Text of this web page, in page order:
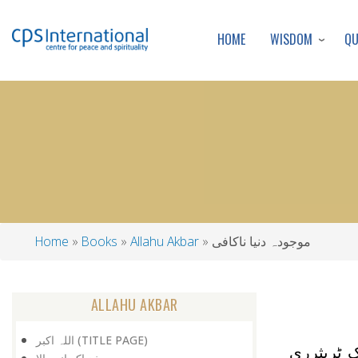
HOME WISDOM
Home Books Allahu Akbar موجودہ دنیا ناکافی
ALLAHU AKBAR
اللہ اکبر (TITLE PAGE)
ہے۔ وہ ایک ٹریثرری